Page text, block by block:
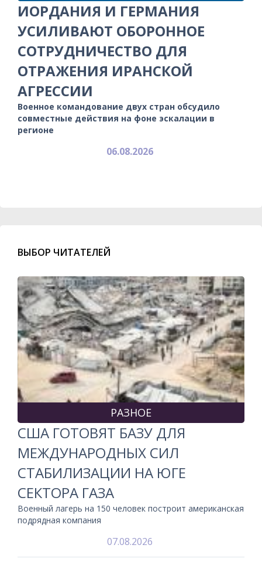
ИОРДАНИЯ И ГЕРМАНИЯ
УСИЛИВАЮТ ОБОРОННОЕ
СОТРУДНИЧЕСТВО ДЛЯ
ОТРАЖЕНИЯ ИРАНСКОЙ
АГРЕССИИ
Военное командование двух стран обсудило
совместные действия на фоне эскалации в
регионе
06.08.2026
ВЫБОР ЧИТАТЕЛЕЙ
РАЗНОЕ
США ГОТОВЯТ БАЗУ ДЛЯ
МЕЖДУНАРОДНЫХ СИЛ
СТАБИЛИЗАЦИИ НА ЮГЕ
СЕКТОРА ГАЗА
Военный лагерь на 150 человек построит американская
подрядная компания
07.08.2026